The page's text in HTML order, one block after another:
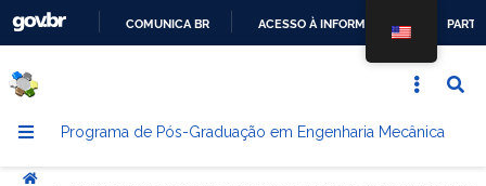
CONTEÚDO
COMUNICA BR ACESSO À INFORMAÇÃO
Programa de Pós-Graduação em Engenharia Mecânica
Início